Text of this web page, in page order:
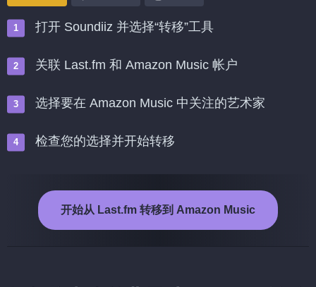
打开 Soundiiz 并选择“转移”工具
关联 Last.fm 和 Amazon Music 帐户
选择要在 Amazon Music 中关注的艺术家
检查您的选择并开始转移
开始从 Last.fm 转移到 Amazon Music